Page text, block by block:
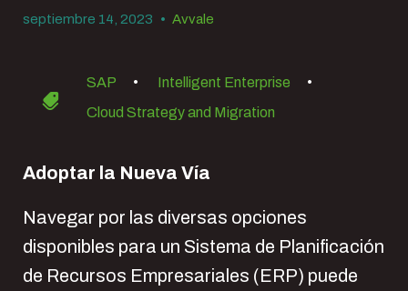
septiembre 14, 2023 • Avvale
SAP • Intelligent Enterprise
•
Cloud Strategy and Migration
Adoptar la Nueva Vía
Navegar por las diversas opciones
disponibles para un Sistema de Planificación
de Recursos Empresariales (ERP) puede